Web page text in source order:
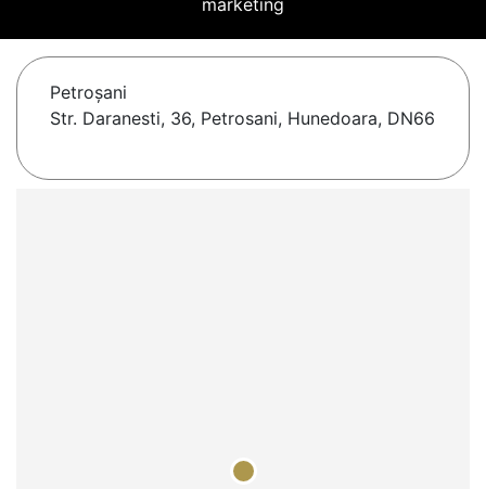
marketing
Petroşani
Str. Daranesti, 36, Petrosani, Hunedoara, DN66